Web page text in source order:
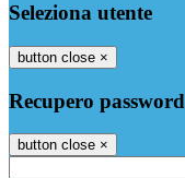
Seleziona utente
button close ×
Recupero password
button close ×